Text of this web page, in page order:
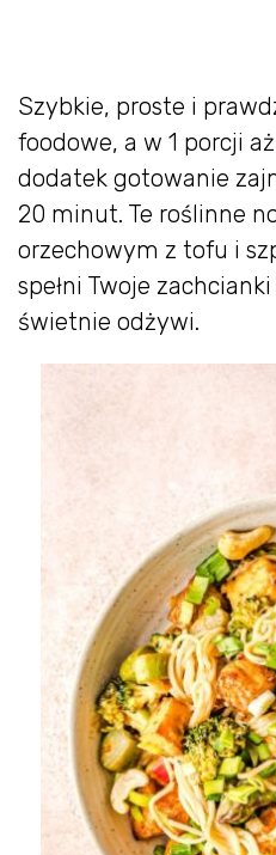
Szybkie, proste i
foodowe, a w 1 porcji
dodatek gotowanie
20 minut. Te roślinne
orzechowym z tofu i
spełni Twoje
świetnie odżywi.